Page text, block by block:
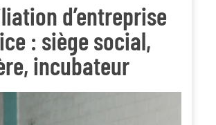
d’entreprise
: siège social,
incubateur